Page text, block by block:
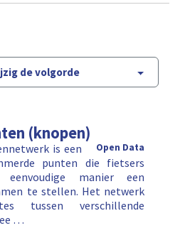
de volgorde
(knopen)
Open Data
is een
punten die fietsers
manier een
te stellen. Het netwerk
tussen verschillende
…